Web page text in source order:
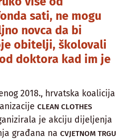
sati, ne mogu
novca da bi
obitelji, školovali
doktora kad im je
2018., hrvatska koalicija
CLEAN CLOTHES
je akciju dijeljenja
građana na CVJETNOM TRGU